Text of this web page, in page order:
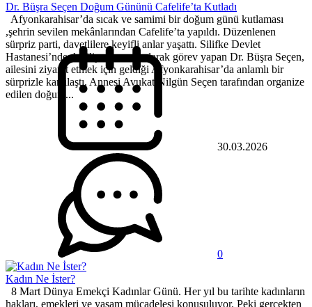
Dr. Büşra Seçen Doğum Gününü Cafelife’ta Kutladı
Afyonkarahisar’da sıcak ve samimi bir doğum günü kutlaması
,şehrin sevilen mekânlarından Cafelife’ta yapıldı. Düzenlenen
sürpriz parti, davetlilere keyifli anlar yaşattı. Silifke Devlet
Hastanesi’nde dahiliye uzmanı olarak görev yapan Dr. Büşra Seçen,
ailesini ziyaret etmek için geldiği Afyonkarahisar’da anlamlı bir
sürprizle karşılaştı. Annesi Avukat Nilgün Seçen tarafından organize
edilen doğum...
30.03.2026
0
Kadın Ne İster?
8 Mart Dünya Emekçi Kadınlar Günü. Her yıl bu tarihte kadınların
hakları, emekleri ve yaşam mücadelesi konuşuluyor. Peki gerçekten